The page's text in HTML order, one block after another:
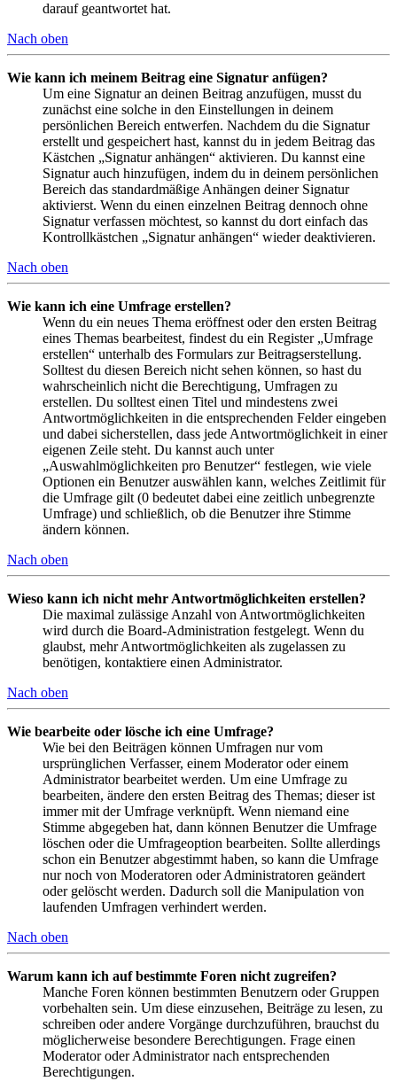
darauf geantwortet hat.
Nach oben
Wie kann ich meinem Beitrag eine Signatur anfügen?
Um eine Signatur an deinen Beitrag anzufügen, musst du
zunächst eine solche in den Einstellungen in deinem
persönlichen Bereich entwerfen. Nachdem du die Signatur
erstellt und gespeichert hast, kannst du in jedem Beitrag das
Kästchen „Signatur anhängen“ aktivieren. Du kannst eine
Signatur auch hinzufügen, indem du in deinem persönlichen
Bereich das standardmäßige Anhängen deiner Signatur
aktivierst. Wenn du einen einzelnen Beitrag dennoch ohne
Signatur verfassen möchtest, so kannst du dort einfach das
Kontrollkästchen „Signatur anhängen“ wieder deaktivieren.
Nach oben
Wie kann ich eine Umfrage erstellen?
Wenn du ein neues Thema eröffnest oder den ersten Beitrag
eines Themas bearbeitest, findest du ein Register „Umfrage
erstellen“ unterhalb des Formulars zur Beitragserstellung.
Solltest du diesen Bereich nicht sehen können, so hast du
wahrscheinlich nicht die Berechtigung, Umfragen zu
erstellen. Du solltest einen Titel und mindestens zwei
Antwortmöglichkeiten in die entsprechenden Felder eingeben
und dabei sicherstellen, dass jede Antwortmöglichkeit in einer
eigenen Zeile steht. Du kannst auch unter
„Auswahlmöglichkeiten pro Benutzer“ festlegen, wie viele
Optionen ein Benutzer auswählen kann, welches Zeitlimit für
die Umfrage gilt (0 bedeutet dabei eine zeitlich unbegrenzte
Umfrage) und schließlich, ob die Benutzer ihre Stimme
ändern können.
Nach oben
Wieso kann ich nicht mehr Antwortmöglichkeiten erstellen?
Die maximal zulässige Anzahl von Antwortmöglichkeiten
wird durch die Board-Administration festgelegt. Wenn du
glaubst, mehr Antwortmöglichkeiten als zugelassen zu
benötigen, kontaktiere einen Administrator.
Nach oben
Wie bearbeite oder lösche ich eine Umfrage?
Wie bei den Beiträgen können Umfragen nur vom
ursprünglichen Verfasser, einem Moderator oder einem
Administrator bearbeitet werden. Um eine Umfrage zu
bearbeiten, ändere den ersten Beitrag des Themas; dieser ist
immer mit der Umfrage verknüpft. Wenn niemand eine
Stimme abgegeben hat, dann können Benutzer die Umfrage
löschen oder die Umfrageoption bearbeiten. Sollte allerdings
schon ein Benutzer abgestimmt haben, so kann die Umfrage
nur noch von Moderatoren oder Administratoren geändert
oder gelöscht werden. Dadurch soll die Manipulation von
laufenden Umfragen verhindert werden.
Nach oben
Warum kann ich auf bestimmte Foren nicht zugreifen?
Manche Foren können bestimmten Benutzern oder Gruppen
vorbehalten sein. Um diese einzusehen, Beiträge zu lesen, zu
schreiben oder andere Vorgänge durchzuführen, brauchst du
möglicherweise besondere Berechtigungen. Frage einen
Moderator oder Administrator nach entsprechenden
Berechtigungen.